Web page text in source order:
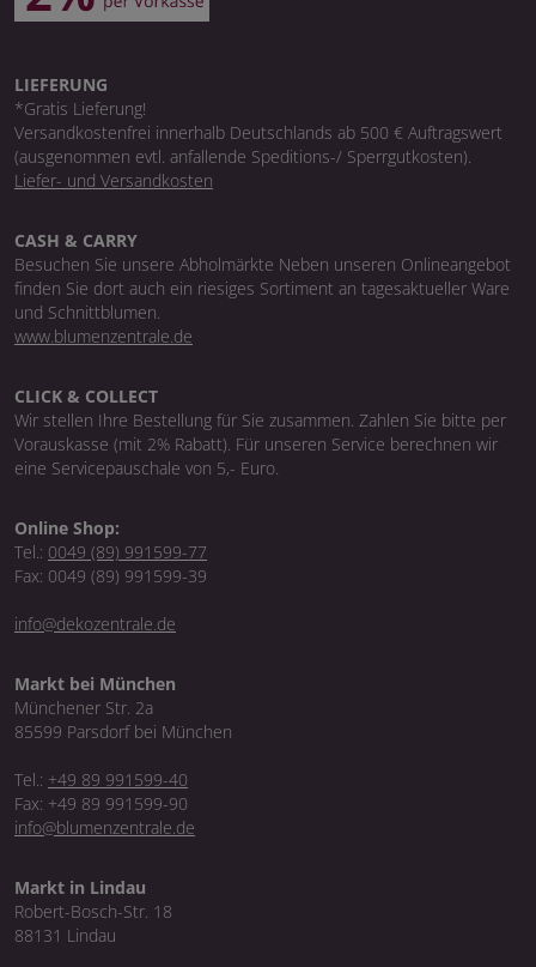
LIEFERUNG
*Gratis Lieferung!
Versandkostenfrei innerhalb Deutschlands ab 500 € Auftragswert
(ausgenommen evtl. anfallende Speditions-/ Sperrgutkosten).
Liefer- und Versandkosten
CASH & CARRY
Besuchen Sie unsere Abholmärkte Neben unseren Onlineangebot
finden Sie dort auch ein riesiges Sortiment an tagesaktueller Ware
und Schnittblumen.
www.blumenzentrale.de
CLICK & COLLECT
Wir stellen Ihre Bestellung für Sie zusammen. Zahlen Sie bitte per
Vorauskasse (mit 2% Rabatt). Für unseren Service berechnen wir
eine Servicepauschale von 5,- Euro.
Online Shop:
Tel.: 0049 (89) 991599-77
Fax: 0049 (89) 991599-39
info@dekozentrale.de
Markt bei München
Münchener Str. 2a
85599 Parsdorf bei München
Tel.: +49 89 991599-40
Fax: +49 89 991599-90
info@blumenzentrale.de
Markt in Lindau
Robert-Bosch-Str. 18
88131 Lindau